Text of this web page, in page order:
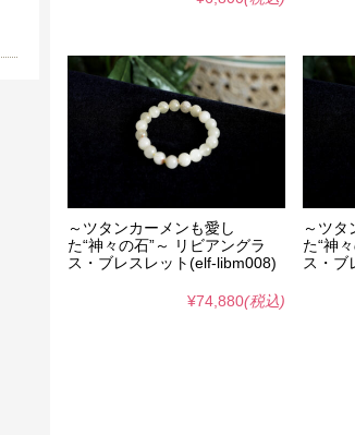
～ツタンカーメンも愛し
た“神々の石”～ リビアングラ
ス・ブレスレット(elf-libm008)
¥74,880(税込)
～ツタ
た“神
ス・ブ